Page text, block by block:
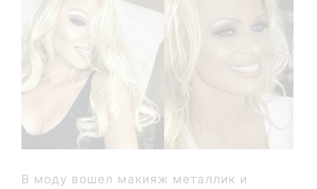
В моду вошел макияж металлик и